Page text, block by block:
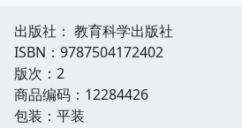
出版社： 教育科学出版社
ISBN：9787504172402
版次：2
商品编码：12284426
包装：平装